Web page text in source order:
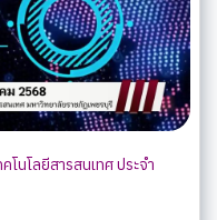
นโลยีสารสนเทศ ประจำ